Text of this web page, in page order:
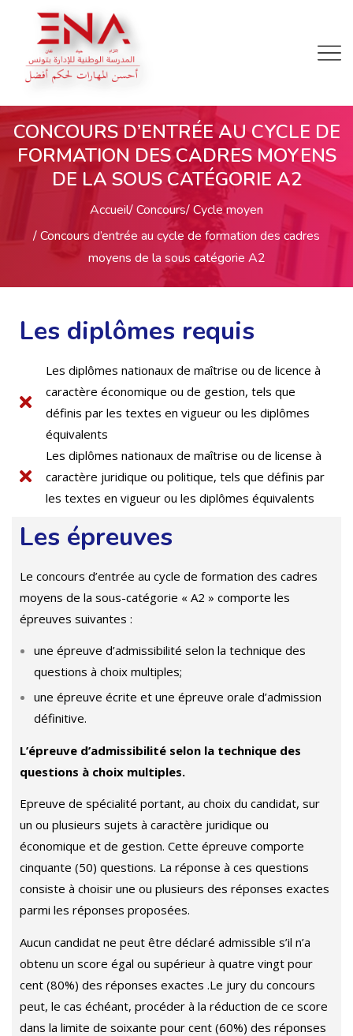
CONCOURS D’ENTRÉE AU CYCLE DE
FORMATION DES CADRES MOYENS
DE LA SOUS CATÉGORIE A2
Accueil Concours Cycle moyen
Concours d’entrée au cycle de formation des cadres
moyens de la sous catégorie A2
Les diplômes requis
Les diplômes nationaux de maîtrise ou de licence à
caractère économique ou de gestion, tels que
définis par les textes en vigueur ou les diplômes
équivalents
Les diplômes nationaux de maîtrise ou de license à
caractère juridique ou politique, tels que définis par
les textes en vigueur ou les diplômes équivalents
Les épreuves
Le concours d’entrée au cycle de formation des cadres
moyens de la sous-catégorie « A2 » comporte les
épreuves suivantes :
une épreuve d’admissibilité selon la technique des
questions à choix multiples;
une épreuve écrite et une épreuve orale d’admission
définitive.
L’épreuve d’admissibilité selon la technique des
questions à choix multiples.
Epreuve de spécialité portant, au choix du candidat, sur
un ou plusieurs sujets à caractère juridique ou
économique et de gestion. Cette épreuve comporte
cinquante (50) questions. La réponse à ces questions
consiste à choisir une ou plusieurs des réponses exactes
parmi les réponses proposées.
Aucun candidat ne peut être déclaré admissible s’il n’a
obtenu un score égal ou supérieur à quatre vingt pour
cent (80%) des réponses exactes .Le jury du concours
peut, le cas échéant, procéder à la réduction de ce score
dans la limite de soixante pour cent (60%) des réponses